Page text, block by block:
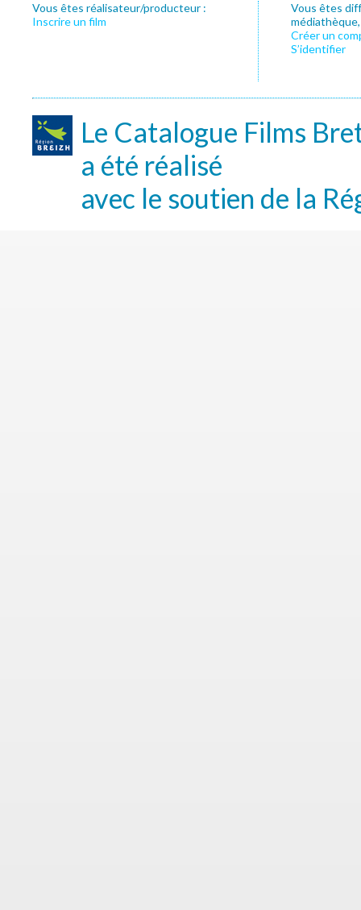
Vous êtes réalisateur/producteur :
Inscrire un film
Vous êtes
Créer un
S’identifier
Le Catalogue Films
a été réalisé
avec le soutien de la